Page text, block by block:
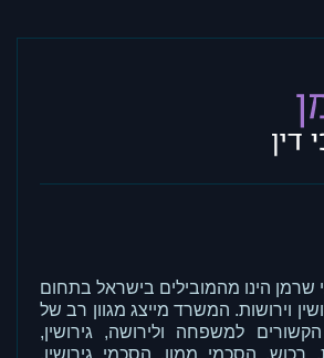
שרמן הינו מהמובילים בישראל בתחום
וירושות. המשרד מייצג מגוון רב של
הקשורים למשפחה ולירושה, גירושין,